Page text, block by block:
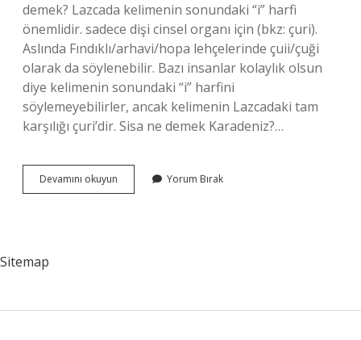
demek? Lazcada kelimenin sonundaki “i” harfi
önemlidir. sadece dişi cinsel organı için (bkz: çuri).
Aslında Fındıklı/arhavi/hopa lehçelerinde çuii/çuği
olarak da söylenebilir. Bazı insanlar kolaylık olsun
diye kelimenin sonundaki “i” harfini
söylemeyebilirler, ancak kelimenin Lazcadaki tam
karşılığı çuri’dir. Sisa ne demek Karadeniz?…
Devamını okuyun
Bore
Yorum Bırak
Sitemap